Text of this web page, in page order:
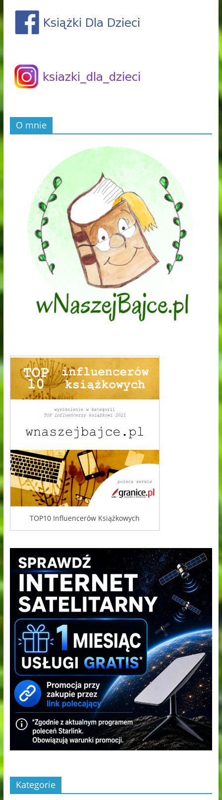
O mnie
TOP10 Influencerów Książkowych
Kategorie